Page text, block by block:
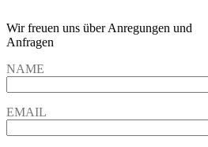
Wir freuen uns über Anregungen und
Anfragen
NAME
EMAIL